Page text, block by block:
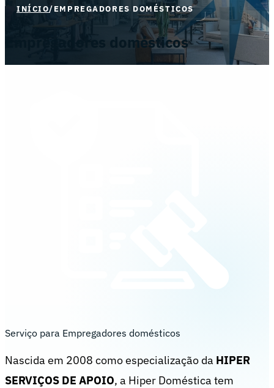
INÍCIO/EMPREGADORES DOMÉSTICOS
Empregadores domésticos
Serviço para Empregadores domésticos
Nascida em 2008 como especialização da HIPER
SERVIÇOS DE APOIO, a Hiper Doméstica tem